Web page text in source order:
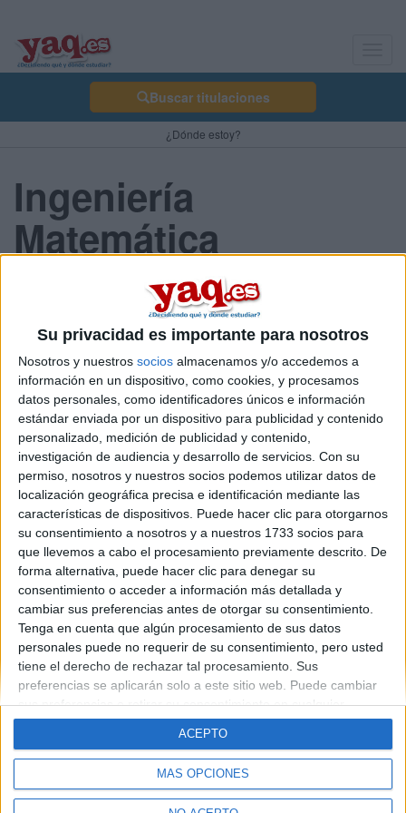
Su privacidad es importante para nosotros
Nosotros y nuestros socios almacenamos y/o accedemos a
información en un dispositivo, como cookies, y procesamos
datos personales, como identificadores únicos e información
estándar enviada por un dispositivo para publicidad y contenido
personalizado, medición de publicidad y contenido,
investigación de audiencia y desarrollo de servicios. Con su
permiso, nosotros y nuestros socios podemos utilizar datos de
localización geográfica precisa e identificación mediante las
características de dispositivos. Puede hacer clic para otorgarnos
su consentimiento a nosotros y a nuestros 1733 socios para
que llevemos a cabo el procesamiento previamente descrito. De
forma alternativa, puede hacer clic para denegar su
consentimiento o acceder a información más detallada y
cambiar sus preferencias antes de otorgar su consentimiento.
Tenga en cuenta que algún procesamiento de sus datos
personales puede no requerir de su consentimiento, pero usted
tiene el derecho de rechazar tal procesamiento. Sus
preferencias se aplicarán solo a este sitio web. Puede cambiar
sus preferencias o retirar su consentimiento en cualquier
momento volviendo a este sitio y haciendo clic en el botón
"Privacidad" en la parte inferior de la página web.
MÁS OPCIONES
ACEPTO
Buscar titulaciones
¿Dónde estoy?
Ingeniería
Matemática
Ingeniería Matemática
Utilizando el lenguaje y herramientas que proporcionan la
matemáticas, estos ingenieros resuelven problemas muy diversos
en el mundo de la industria, de la empresa y de la administración
pública.
first anterior ... 2 3 4 5 6(current)
Quiénes somos|Contactar|Anúnciate
Aviso legal|Politica de privacidad|Condiciones generales|Política
de cookies
© 2003-2026Compás Mediterráneo S.L.- Diego de León 47 - 28006
Madrid [ESPAÑA] - Tel. +34 91 593 2767